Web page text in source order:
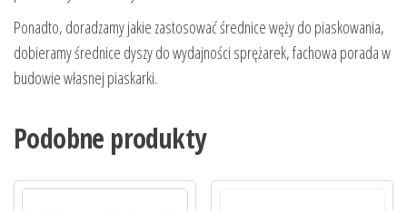
Ponadto, doradzamy jakie zastosować średnice węży do piaskowania,
dobieramy średnice dyszy do wydajności sprężarek, fachowa porada w
budowie własnej piaskarki.
Podobne produkty